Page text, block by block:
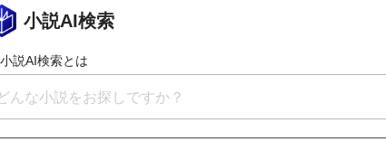
小説AI検索
小説AI検索とは